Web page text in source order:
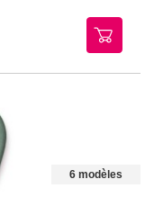
6 modèles